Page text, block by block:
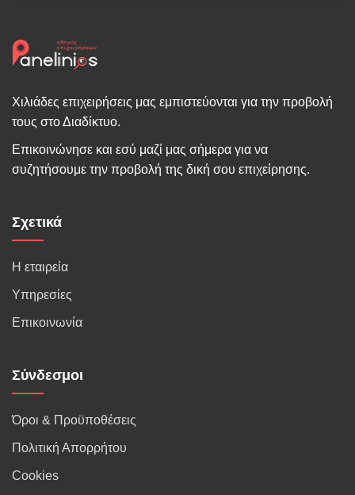
Χιλιάδες επιχειρήσεις μας εμπιστεύονται για την προβολή
τους στο Διαδίκτυο.
Επικοινώνησε και εσύ μαζί μας σήμερα για να
συζητήσουμε την προβολή της δική σου επιχείρησης.
Σχετικά
Η εταιρεία
Υπηρεσίες
Επικοινωνία
Σύνδεσμοι
Όροι & Προϋποθέσεις
Πολιτική Απορρήτου
Cookies